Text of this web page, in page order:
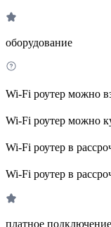
оборудование
Wi-Fi роутер можно
Wi-Fi роутер можно
Wi-Fi роутер в
Wi-Fi роутер в
платное подключение